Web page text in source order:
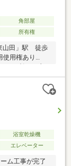
角部屋
所有権
山田」駅 徒歩
用権あり
承ります。お
浴室乾燥機
エレベーター
ム工事が完了